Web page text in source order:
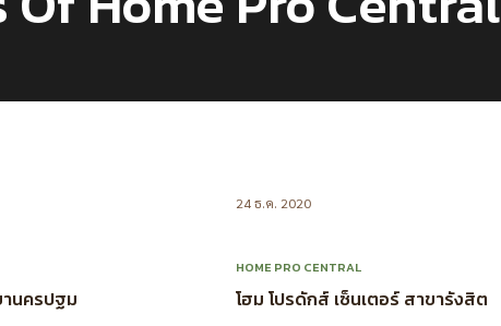
านครปฐม
24 ธ.ค. 2020
HOME PRO CENTRAL
โฮม โปรดักส์ เซ็นเตอร์ สาขารังสิต